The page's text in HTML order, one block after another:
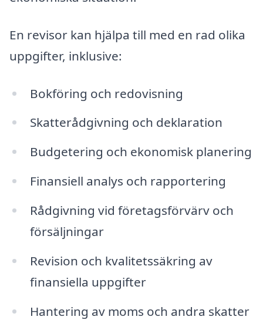
En revisor kan hjälpa till med en rad olika
uppgifter, inklusive:
Bokföring och redovisning
Skatterådgivning och deklaration
Budgetering och ekonomisk planering
Finansiell analys och rapportering
Rådgivning vid företagsförvärv och
försäljningar
Revision och kvalitetssäkring av
finansiella uppgifter
Hantering av moms och andra skatter